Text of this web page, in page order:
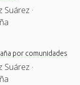
·
por comunidades
·